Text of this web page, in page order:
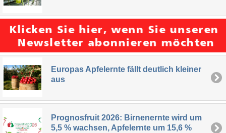
Europas Apfelernte fällt deutlich kleiner
aus
Prognosfruit 2026: Birnenernte wird um
5,5 % wachsen, Apfelernte um 15,6 %